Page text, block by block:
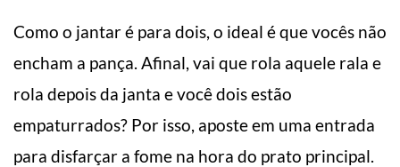
Como o jantar é para dois, o ideal é que vocês não
encham a pança. Afinal, vai que rola aquele rala e
rola depois da janta e você dois estão
empaturrados? Por isso, aposte em uma entrada
para disfarçar a fome na hora do prato principal.